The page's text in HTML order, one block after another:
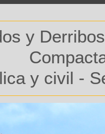
y
y civil -